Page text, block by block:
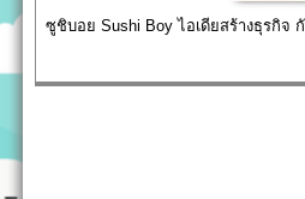
ซูชิบอย Sushi Boy ไอเดียสร้างธุรกิจ